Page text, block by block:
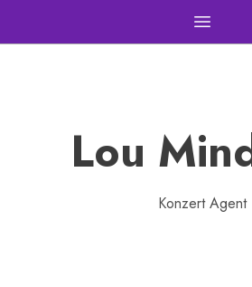
Open
Lou
Konzert Agent